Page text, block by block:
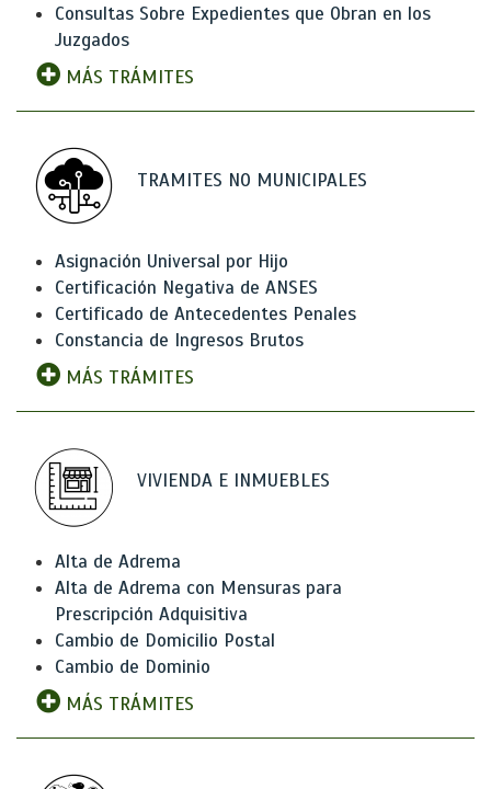
Consultas Sobre Expedientes que Obran en los
Juzgados
MÁS TRÁMITES
TRAMITES NO MUNICIPALES
Asignación Universal por Hijo
Certificación Negativa de ANSES
Certificado de Antecedentes Penales
Constancia de Ingresos Brutos
MÁS TRÁMITES
VIVIENDA E INMUEBLES
Alta de Adrema
Alta de Adrema con Mensuras para
Prescripción Adquisitiva
Cambio de Domicilio Postal
Cambio de Dominio
MÁS TRÁMITES